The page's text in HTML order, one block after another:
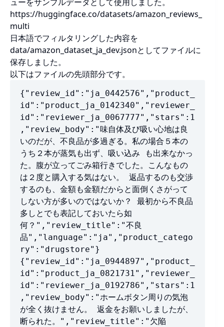
https://huggingface.co/datasets/amazon_reviews_
multi
日本語でフィルタリングした内容を
data/amazon_dataset_ja_dev.jsonとしてファイルに
保存しました。
以下はファイルの先頭部分です。
{"review_id":"ja_0442576","product_
id":"product_ja_0142340","reviewer_
id":"reviewer_ja_0067777","stars":1
,"review_body":"味自体及び吸い心地は良
いのだが、不良品が多過ぎる。私の場合５本の
うち２本が蒸気も出ず、吸い込み も出来なかっ
た。腹が立ってごみ箱行きでした。こんなもの
は２度と購入する気はない。 返品するのも交渉
するのも、金額も金額だからと面倒くさがって
しない方が多いのではないか？ 最初から不良品
多しとでも表記しておいたら如
何？","review_title":"不良
品","language":"ja","product_catego
ry":"drugstore"}
{"review_id":"ja_0944897","product_
id":"product_ja_0821731","reviewer_
id":"reviewer_ja_0192786","stars":1
,"review_body":"ホームボタン周りの気泡
が全く抜けません。 返金をお願いしましたが、
断られた。","review_title":"欠陥